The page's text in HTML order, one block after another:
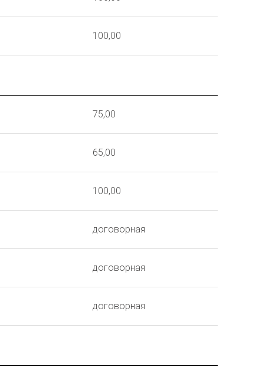
100,00
75,00
65,00
100,00
договорная
договорная
договорная